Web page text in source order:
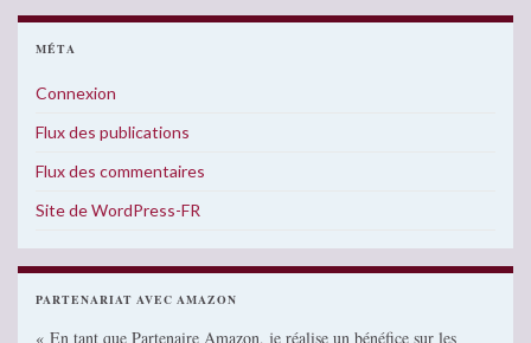
MÉTA
Connexion
Flux des publications
Flux des commentaires
Site de WordPress-FR
PARTENARIAT AVEC AMAZON
« En tant que Partenaire Amazon, je réalise un bénéfice sur les